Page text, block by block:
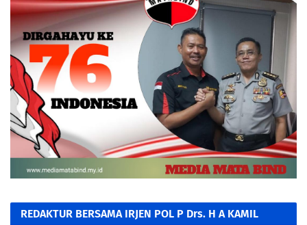
REDAKTUR BERSAMA IRJEN POL P Drs. H A KAMIL